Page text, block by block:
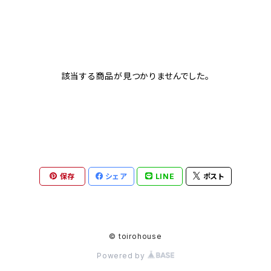
該当する商品が見つかりませんでした。
保存 シェア LINE ポスト
© toirohouse
Powered by